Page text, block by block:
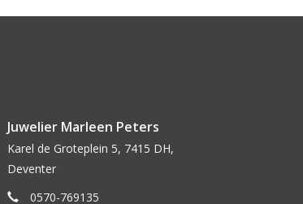
Juwelier Marleen Peters
Karel de Groteplein 5, 7415 DH,
Deventer
0570-769135